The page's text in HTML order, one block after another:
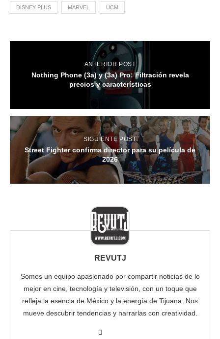
DISNEY PLUS MARVEL UCM
ANTERIOR POST
Nothing Phone (3a) y (3a) Pro: Filtración revela
precios y características
SIGUIENTE POST
Street Fighter confirma director para su película de
2026
REVUTJ
Somos un equipo apasionado por compartir noticias de lo
mejor en cine, tecnología y televisión, con un toque que
refleja la esencia de México y la energía de Tijuana. Nos
mueve descubrir tendencias y narrarlas con creatividad.